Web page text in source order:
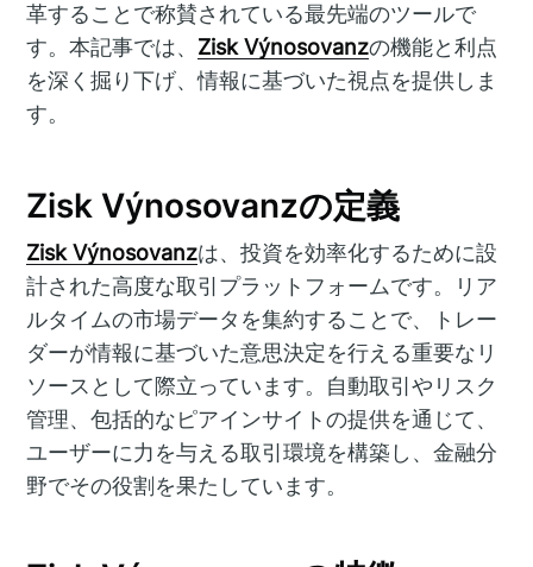
革することで称賛されている最先端のツールで
す。本記事では、 Zisk Výnosovanzの機能と利点
を深く掘り下げ、情報に基づいた視点を提供しま
す。
Zisk Výnosovanzの定義
Zisk Výnosovanzは、投資を効率化するために設
計された高度な取引プラットフォームです。リア
ルタイムの市場データを集約することで、トレー
ダーが情報に基づいた意思決定を行える重要なリ
ソースとして際立っています。自動取引やリスク
管理、包括的なピアインサイトの提供を通じて、
ユーザーに力を与える取引環境を構築し、金融分
野でその役割を果たしています。